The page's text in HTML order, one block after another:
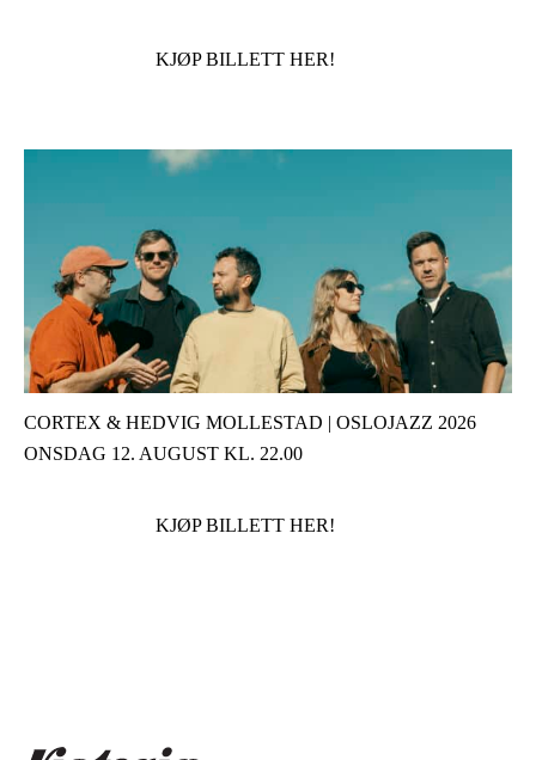
KJØP BILLETT HER!
CORTEX & HEDVIG MOLLESTAD | OSLOJAZZ 2026
ONSDAG 12. AUGUST KL. 22.00
KJØP BILLETT HER!